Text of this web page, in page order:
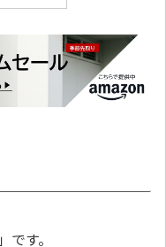
」です。